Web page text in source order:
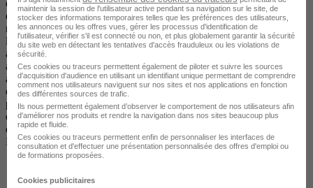
expérimentés, les salariés d'entreprise et particuliers.L'enseignement
de la conduite exige le maintien d'une vigilance constante par
rapport à l'environnement routier et au comportement de
l'apprenant.L'enseignant de la conduite et de la sécurité routière
adapte en permanence son discours et ses méthodes pédagogiques
aux objectifs, aux besoins spécifiques et à la progression des
apprenants en utilisant les ressources formatives appropriées. Il
exerce une veille régulière concernant la réglementation, le secteur
professionnel et ses évolutions.Sous réserve de détenir l'autorisation
d'enseigner correspondante, il prépare des apprenants à la conduite
des véhicules des catégories AM, A1, A2, A, C1, C1E, C, CE, D1,
D1E, D et DE du permis de conduire.
maintenir la session de l'utilisateur active pendant sa navigation sur le site, de
stocker des informations temporaires telles que les préférences des utilisateurs,
les annonces ou les offres vues, gérer les processus d'identification de
l'utilisateur, vérifier s'il est connecté ou non, et plus globalement garantir la sécurité
du site web en détectant les tentatives d'accès frauduleux ou les violations de
sécurité.
Ces cookies ou traceurs permettent également de piloter et suivre les sources
d'acquisition d'audience en utilisant un identifiant unique permettant de comprendre
comment nos utilisateurs naviguent sur nos sites et nos applications en fonction
des différentes sources de trafic.
Ils nous permettent également d’observer le comportement de nos utilisateurs afin
d'améliorer nos produits et rendre la navigation dans nos sites beaucoup plus
rapide et fluide.
Ces cookies ou traceurs permettent enfin de personnaliser les interfaces de
consultation et d'effectuer une présentation personnalisée des offres d'emploi ou
de formations proposées.
Cookies publicitaires